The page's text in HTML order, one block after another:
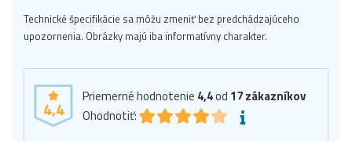
Technické špecifikácie sa môžu zmeniť bez predchádzajúceho
upozornenia. Obrázky majú iba informatívny charakter.
4,4
Priemerné hodnotenie 4,4od 17zákazníkov
Ohodnotiť: